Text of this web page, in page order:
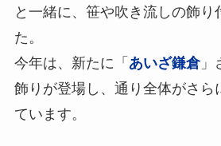
と一緒に、笹や吹き流しの飾り
た。
今年は、新たに「 あいざ鎌倉」
飾りが登場し、通り全体がさら
ています。